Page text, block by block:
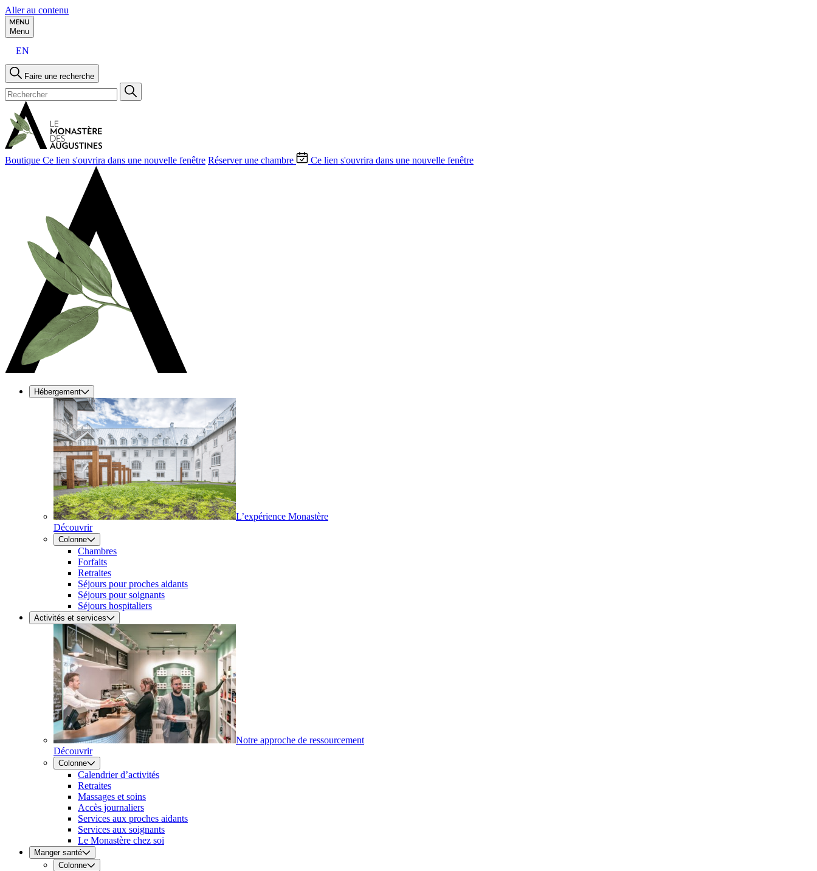
Aller au contenu
Menu
EN
Faire une recherche
Boutique Ce lien s'ouvrira dans une nouvelle fenêtre Réserver une chambre Ce lien s'ouvrira dans une nouvelle fenêtre
Hébergement
L’expérience Monastère
Découvrir
Colonne
Chambres
Forfaits
Retraites
Séjours pour proches aidants
Séjours pour soignants
Séjours hospitaliers
Activités et services
Notre approche de ressourcement
Découvrir
Colonne
Calendrier d’activités
Retraites
Massages et soins
Accès journaliers
Services aux proches aidants
Services aux soignants
Le Monastère chez soi
Manger santé
Colonne